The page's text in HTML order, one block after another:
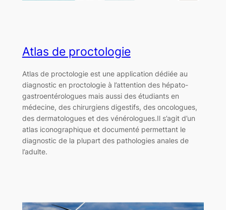
Atlas de proctologie
Atlas de proctologie est une application dédiée au
diagnostic en proctologie à l’attention des hépato-
gastroentérologues mais aussi des étudiants en
médecine, des chirurgiens digestifs, des oncologues,
des dermatologues et des vénérologues.Il s’agit d’un
atlas iconographique et documenté permettant le
diagnostic de la plupart des pathologies anales de
l’adulte.